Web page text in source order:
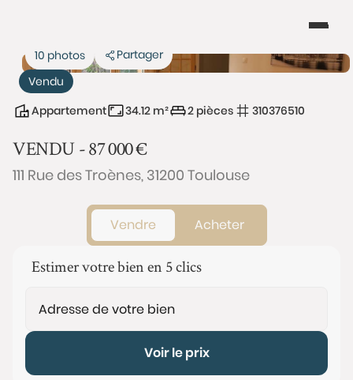
Vendu
10 photos Partager
Appartement 34.12 m² 2 pièces 310376510
VENDU -87 000€
111 Rue des Troènes, 31200 Toulouse
Vendre Acheter
Estimer votre bien en 5 clics
Voir le prix